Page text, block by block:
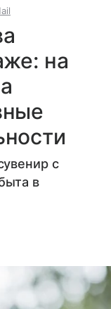
на
с
в